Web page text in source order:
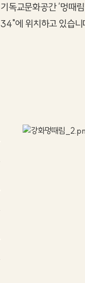
기독교문화공간 ‘멍때
34"에 위치하고 있습니